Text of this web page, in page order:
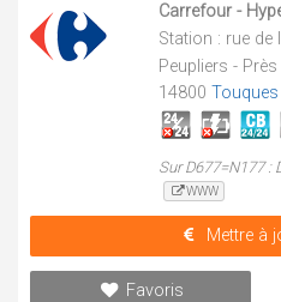
Carrefour -
Station : rue de
Peupliers -
14800 Touques
Sur D677=N177 :
WWW
Mettre à
Favoris